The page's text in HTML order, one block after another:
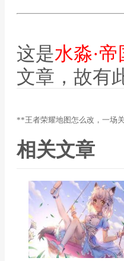
这是水淼·
文章，故有
**王者荣耀地图怎么改，一场
相关文章